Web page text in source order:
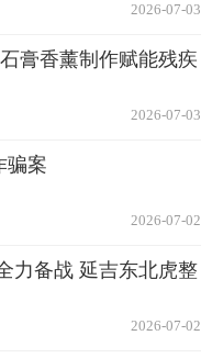
2026-07-03
膏香薰制作赋能残疾
2026-07-03
骗案
2026-07-02
力备战 延吉东北虎整
2026-07-02